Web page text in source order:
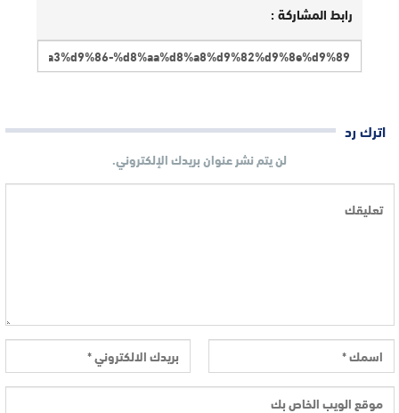
رابط المشاركة :
اترك رد
لن يتم نشر عنوان بريدك الإلكتروني.